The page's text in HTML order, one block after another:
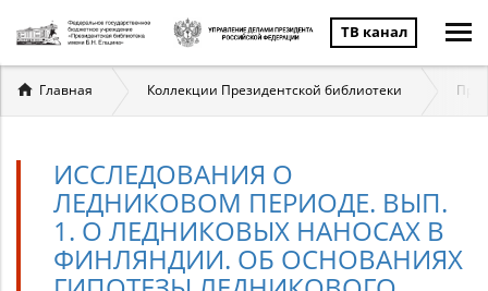
ТВ канал
Вы
здесь
Главная Коллекции Президентской библиотеки
ИССЛЕДОВАНИЯ О
ЛЕДНИКОВОМ ПЕРИОДЕ. ВЫП.
1. О ЛЕДНИКОВЫХ НАНОСАХ В
ФИНЛЯНДИИ. ОБ ОСНОВАНИЯХ